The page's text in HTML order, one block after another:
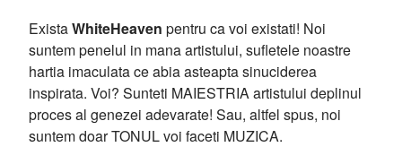
ExistaWhiteHeaven pentru ca voi existati! Noi
suntem penelul in mana artistului, sufletele noastre
hartia imaculata ce abia asteapta sinuciderea
inspirata. Voi? Sunteti MAIESTRIA artistului deplinul
proces al genezei adevarate! Sau, altfel spus, noi
suntem doar TONUL voi faceti MUZICA.